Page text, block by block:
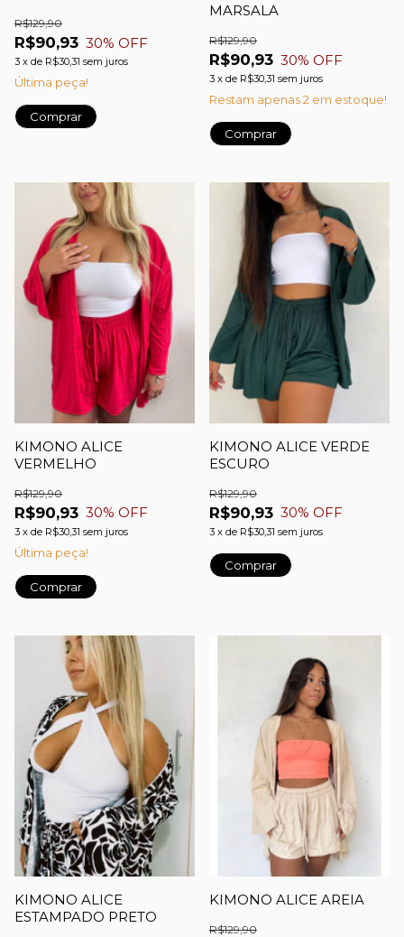
R$90,93
R$129,90
30% OFF
3 x de R$30,31 sem juros
Última peça!
Comprar
MARSALA
R$90,93
R$129,90
30% OFF
3 x de R$30,31 sem juros
Restam apenas2 em estoque!
Comprar
KIMONO ALICE
VERMELHO
R$90,93
R$129,90
30% OFF
3 x de R$30,31 sem juros
Última peça!
Comprar
KIMONO ALICE VERDE
ESCURO
R$90,93
R$129,90
30% OFF
3 x de R$30,31 sem juros
Comprar
KIMONO ALICE
ESTAMPADO PRETO
KIMONO ALICE AREIA
R$129,90